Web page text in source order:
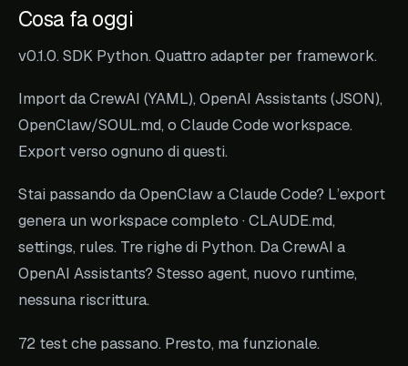
Cosa fa oggi
v0.1.0. SDK Python. Quattro adapter per framework.
Import da CrewAI (YAML), OpenAI Assistants (JSON),
OpenClaw/SOUL.md, o Claude Code workspace.
Export verso ognuno di questi.
Stai passando da OpenClaw a Claude Code? L’export
genera un workspace completo · CLAUDE.md,
settings, rules. Tre righe di Python. Da CrewAI a
OpenAI Assistants? Stesso agent, nuovo runtime,
nessuna riscrittura.
72 test che passano. Presto, ma funzionale.